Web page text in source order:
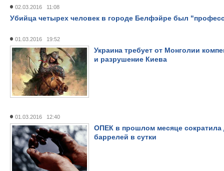
02.03.2016 11:08
Убийца четырех человек в городе Белфэйре был
01.03.2016 19:52
Украина требует от Монголии
и разрушение Киева
01.03.2016 12:40
ОПЕК в прошлом месяце сократила
баррелей в сутки